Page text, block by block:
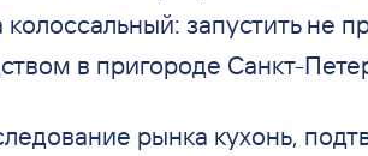
запустить не
в пригороде Санкт-
рынка кухонь,